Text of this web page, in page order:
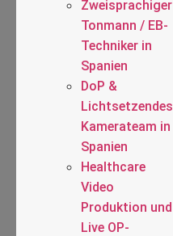
Zweisprachiger
Tonmann / EB-
Techniker in
Spanien
DoP &
Lichtsetzendes
Kamerateam in
Spanien
Healthcare
Video
Produktion und
Live OP-